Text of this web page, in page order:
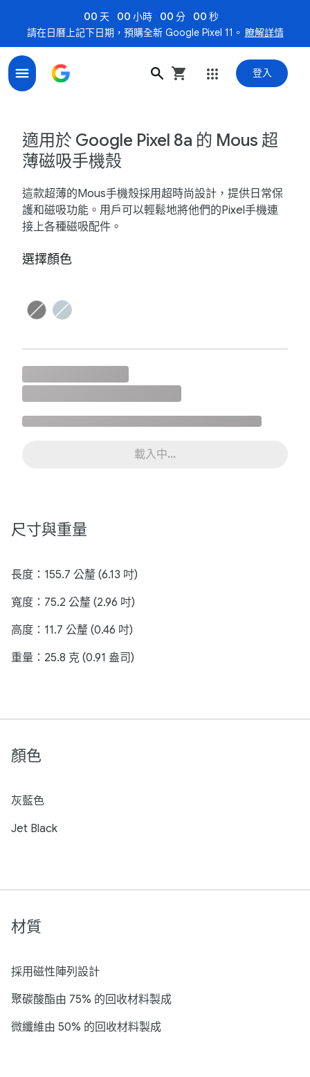
00 天 00 小時 00 分
00 秒
請在日曆上記下日期，預購全新 Google Pixel 11。 瞭解詳情
登入
適用於 Google Pixel 8a 的 Mous 超
薄磁吸手機殼
這款超薄的Mous手機殼採用超時尚設計，提供日常保
護和磁吸功能。用戶可以輕鬆地將他們的Pixel手機連
接上各種磁吸配件。
選擇顏色
載入中…
尺寸與重量
長度：155.7 公釐 (6.13 吋)
寬度：75.2 公釐 (2.96 吋)
高度：11.7 公釐 (0.46 吋)
重量：25.8 克 (0.91 盎司)
顏色
灰藍色
Jet Black
材質
採用磁性陣列設計
聚碳酸酯由 75% 的回收材料製成
微纖維由 50% 的回收材料製成